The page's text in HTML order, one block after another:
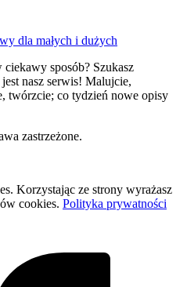
sposób? Szukasz
nasz serwis! Malujcie,
twórzcie; co tydzień nowe opisy
zastrzeżone.
Korzystając ze strony wyrażasz
cookies. Polityka prywatności